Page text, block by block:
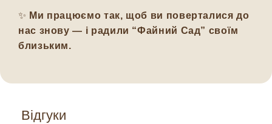
Відгуки
✨ Ми працюємо так, щоб ви поверталися до
нас знову — і радили “Файний Сад” своїм
близьким.